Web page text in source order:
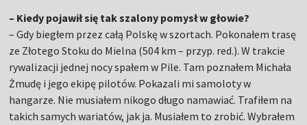
– Kiedy pojawił się tak szalony pomysł w głowie?
– Gdy biegłem przez całą Polskę w szortach. Pokonałem trasę
ze Złotego Stoku do Mielna (504 km – przyp. red.). W trakcie
rywalizacji jednej nocy spałem w Pile. Tam poznałem Michała
Żmudę i jego ekipę pilotów. Pokazali mi samoloty w
hangarze. Nie musiałem nikogo długo namawiać. Trafiłem na
takich samych wariatów, jak ja. Musiałem to zrobić. Wybrałem